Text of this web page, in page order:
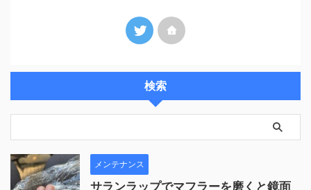
検索
メンテナンス
サランラップでマフラーを磨くと鏡面